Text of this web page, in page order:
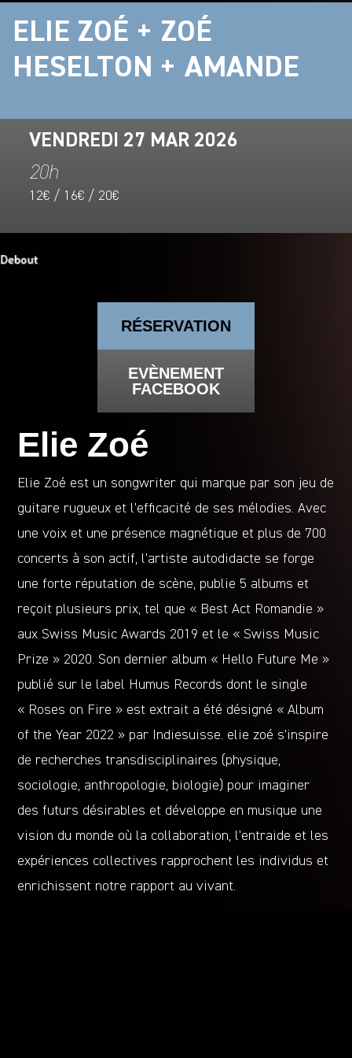
ELIE ZOÉ + ZOÉ
HESELTON + AMANDE
VENDREDI 27 MAR 2026
20h
12€ / 16€ / 20€
RÉSERVATION
EVÈNEMENT
FACEBOOK
Elie Zoé
Elie Zoé est un songwriter qui marque par son jeu de
guitare rugueux et l’efficacité de ses mélodies. Avec
une voix et une présence magnétique et plus de 700
concerts à son actif, l’artiste autodidacte se forge
une forte réputation de scène, publie 5 albums et
reçoit plusieurs prix, tel que « Best Act Romandie »
aux Swiss Music Awards 2019 et le « Swiss Music
Prize » 2020. Son dernier album « Hello Future Me »
publié sur le label Humus Records dont le single
« Roses on Fire » est extrait a été désigné « Album
of the Year 2022 » par Indiesuisse. elie zoé s’inspire
de recherches transdisciplinaires (physique,
sociologie, anthropologie, biologie) pour imaginer
des futurs désirables et développe en musique une
vision du monde où la collaboration, l’entraide et les
expériences collectives rapprochent les individus et
enrichissent notre rapport au vivant.